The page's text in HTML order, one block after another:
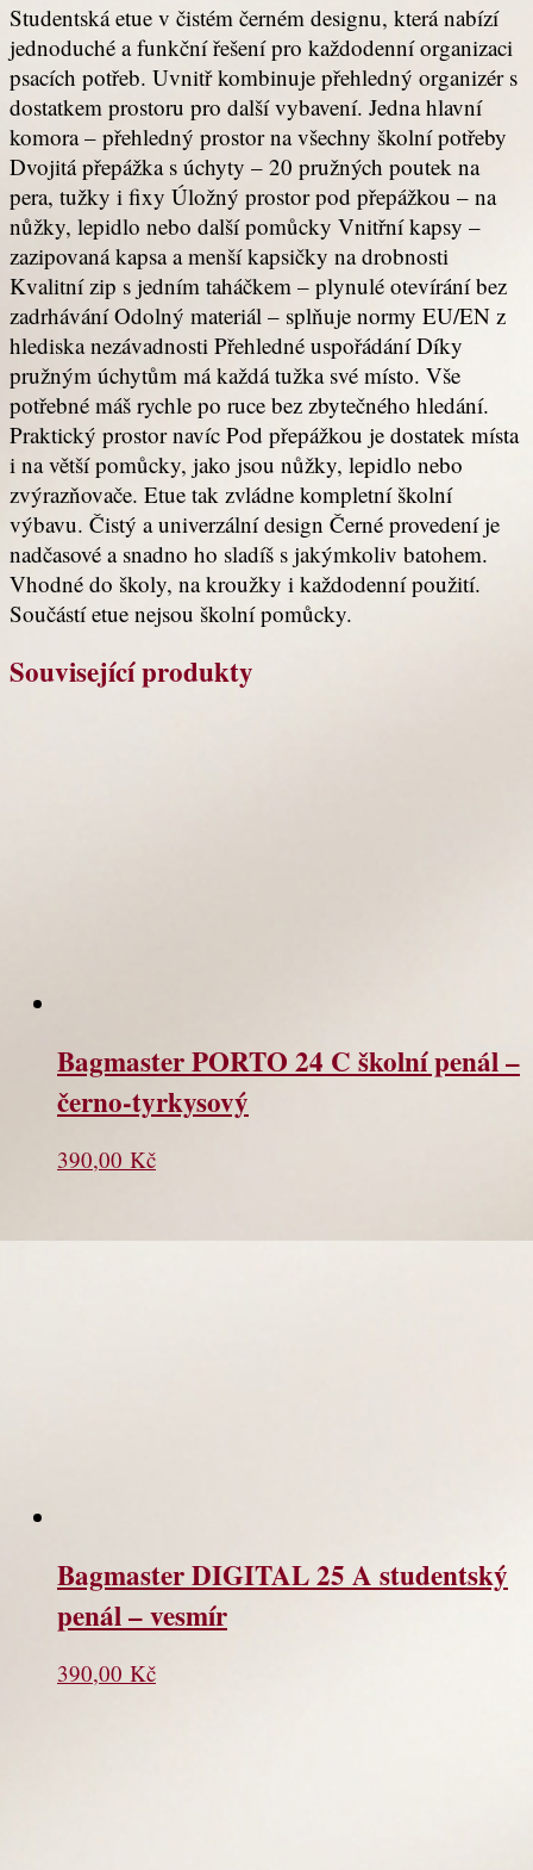
Studentská etue v čistém černém designu, která nabízí
jednoduché a funkční řešení pro každodenní organizaci
psacích potřeb. Uvnitř kombinuje přehledný organizér s
dostatkem prostoru pro další vybavení. Jedna hlavní
komora – přehledný prostor na všechny školní potřeby
Dvojitá přepážka s úchyty – 20 pružných poutek na
pera, tužky i fixy Úložný prostor pod přepážkou – na
nůžky, lepidlo nebo další pomůcky Vnitřní kapsy –
zazipovaná kapsa a menší kapsičky na drobnosti
Kvalitní zip s jedním taháčkem – plynulé otevírání bez
zadrhávání Odolný materiál – splňuje normy EU/EN z
hlediska nezávadnosti Přehledné uspořádání Díky
pružným úchytům má každá tužka své místo. Vše
potřebné máš rychle po ruce bez zbytečného hledání.
Praktický prostor navíc Pod přepážkou je dostatek místa
i na větší pomůcky, jako jsou nůžky, lepidlo nebo
zvýrazňovače. Etue tak zvládne kompletní školní
výbavu. Čistý a univerzální design Černé provedení je
nadčasové a snadno ho sladíš s jakýmkoliv batohem.
Vhodné do školy, na kroužky i každodenní použití.
Součástí etue nejsou školní pomůcky.
Související produkty
Bagmaster PORTO 24 C školní penál –
černo-tyrkysový
390,00 Kč
Bagmaster DIGITAL 25 A studentský
penál – vesmír
390,00 Kč